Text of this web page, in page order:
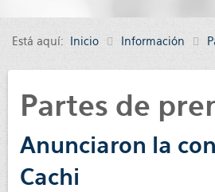
Está aquí: Inicio Información
Partes de
Anunciaron la
Cachi